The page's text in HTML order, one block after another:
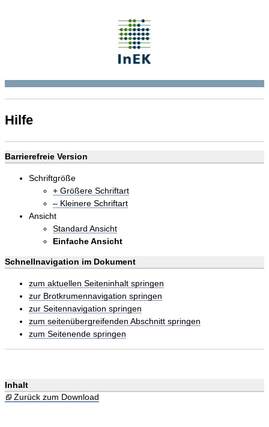
Hilfe
Barrierefreie Version
Schriftgröße
+ Größere Schriftart
– Kleinere Schriftart
Ansicht
Standard Ansicht
Einfache Ansicht
Schnellnavigation im Dokument
zum aktuellen Seiteninhalt springen
zur Brotkrumennavigation springen
zur Seitennavigation springen
zum seitenübergreifenden Abschnitt springen
zum Seitenende springen
Inhalt
Zurück zum Download